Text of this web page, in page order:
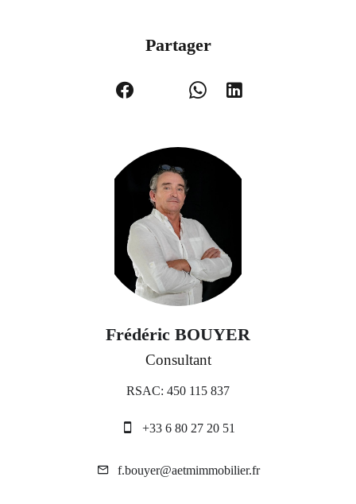
Partager
Frédéric BOUYER
Consultant
RSAC: 450 115 837
+33 6 80 27 20 51
f.bouyer@aetmimmobilier.fr